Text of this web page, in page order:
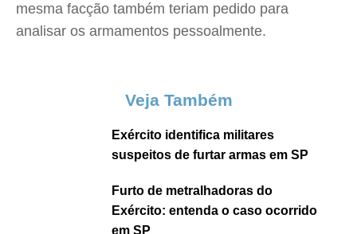
mesma facção também teriam pedido para
analisar os armamentos pessoalmente.
Veja Também
Exército identifica militares
suspeitos de furtar armas em SP
Furto de metralhadoras do
Exército: entenda o caso ocorrido
em SP